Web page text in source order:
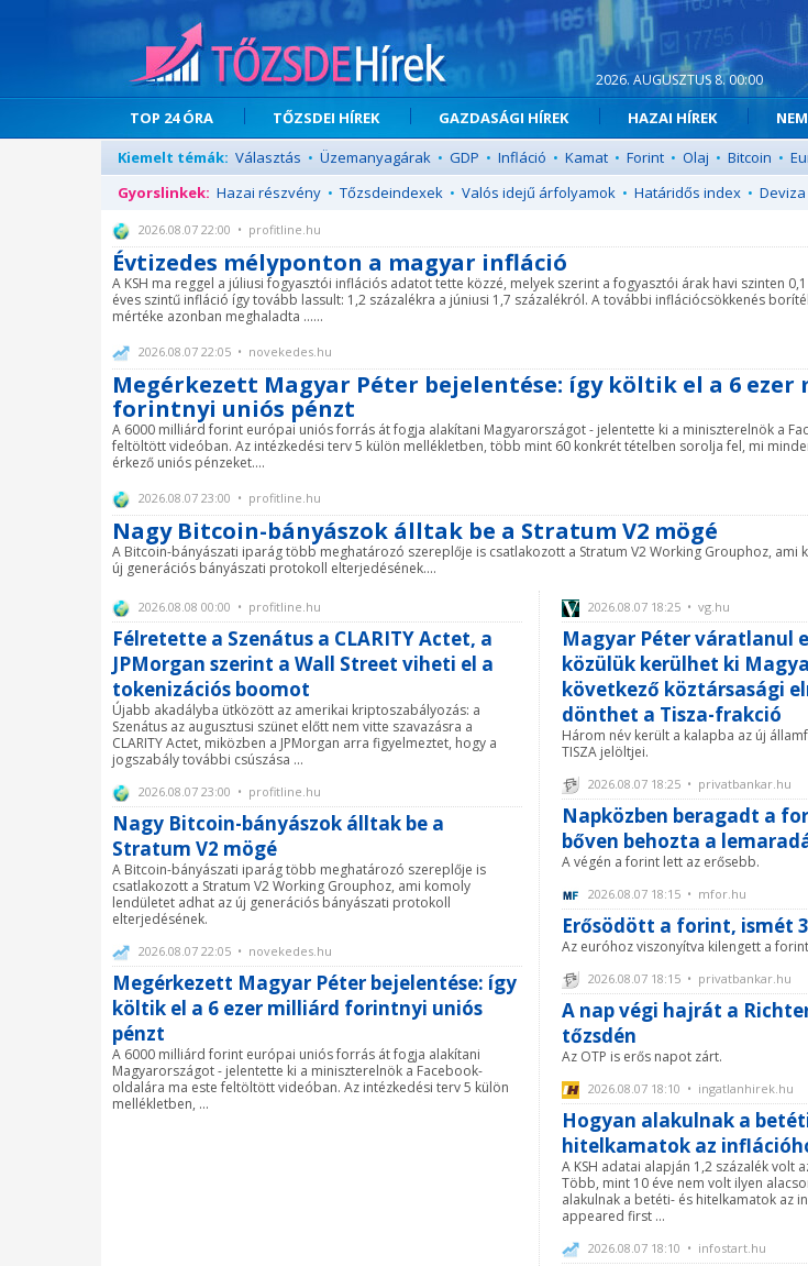
2026. AUGUSZTUS 8. 00:00
TOP 24 ÓRA TŐZSDEI HÍREK GAZDASÁGI HÍREK HAZAI HÍREK
Kiemelt témák: Választás • Üzemanyagárak • GDP • Infláció • Kamat • Forint • Olaj • Bitcoin •
Gyorslinkek: Hazai részvény • Tőzsdeindexek • Valós idejű árfolyamok • Határidős index •
2026.08.07 22:00 • profitline.hu
Évtizedes mélyponton a magyar infláció
A KSH ma reggel a júliusi fogyasztói inflációs adatot tette közzé, melyek szerint a fogyasztói árak havi szinten
éves szintű infláció így tovább lassult: 1,2 százalékra a júniusi 1,7 százalékról. A további inflációcsökkenés
mértéke azonban meghaladta ......
2026.08.07 22:05 • novekedes.hu
Megérkezett Magyar Péter bejelentése: így költik el a 6
forintnyi uniós pénzt
A 6000 milliárd forint európai uniós forrás át fogja alakítani Magyarországot - jelentette ki a miniszterelnök a
feltöltött videóban. Az intézkedési terv 5 külön mellékletben, több mint 60 konkrét tételben sorolja fel, mi
érkező uniós pénzeket....
2026.08.07 23:00 • profitline.hu
Nagy Bitcoin-bányászok álltak be a Stratum V2 mögé
A Bitcoin-bányászati iparág több meghatározó szereplője is csatlakozott a Stratum V2 Working Grouphoz, ami
új generációs bányászati protokoll elterjedésének....
2026.08.08 00:00 • profitline.hu
Félretette a Szenátus a CLARITY Actet, a
JPMorgan szerint a Wall Street viheti el a
tokenizációs boomot
Újabb akadályba ütközött az amerikai kriptoszabályozás: a
Szenátus az augusztusi szünet előtt nem vitte szavazásra a
CLARITY Actet, miközben a JPMorgan arra figyelmeztet, hogy a
jogszabály további csúszása ...
2026.08.07 23:00 • profitline.hu
Nagy Bitcoin-bányászok álltak be a
Stratum V2 mögé
A Bitcoin-bányászati iparág több meghatározó szereplője is
csatlakozott a Stratum V2 Working Grouphoz, ami komoly
lendületet adhat az új generációs bányászati protokoll
elterjedésének.
2026.08.07 22:05 • novekedes.hu
Megérkezett Magyar Péter bejelentése: így
költik el a 6 ezer milliárd forintnyi uniós
pénzt
A 6000 milliárd forint európai uniós forrás át fogja alakítani
Magyarországot - jelentette ki a miniszterelnök a Facebook-
oldalára ma este feltöltött videóban. Az intézkedési terv 5 külön
mellékletben, ...
2026.08.07 18:25 • vg.hu
Magyar Péter váratlanul
közülük kerülhet ki
következő köztársasági
dönthet a Tisza-frakció
Három név került a kalapba az új
TISZA jelöltjei.
2026.08.07 18:25 • privatbankar.hu
Napközben beragadt a
bőven behozta a
A végén a forint lett az erősebb.
2026.08.07 18:15 • mfor.hu
Erősödött a forint, ismét
Az euróhoz viszonyítva kilengett a
2026.08.07 18:15 • privatbankar.hu
A nap végi hajrát a
tőzsdén
Az OTP is erős napot zárt.
2026.08.07 18:10 • ingatlanhirek.hu
Hogyan alakulnak a
hitelkamatok az
A KSH adatai alapján 1,2 százalék volt
Több, mint 10 éve nem volt ilyen
alakulnak a betéti- és hitelkamatok az
appeared first ...
2026.08.07 18:10 • infostart.hu